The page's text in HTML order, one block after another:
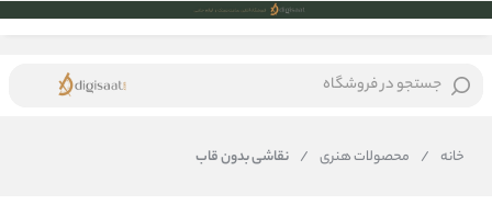
جستجو در فروشگاه
خانه / محصولات هنری / نقاشی بدون قاب